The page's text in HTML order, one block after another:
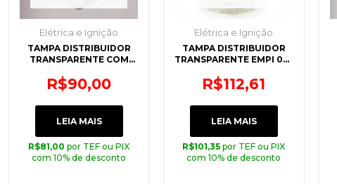
Elétrica e Ignição
TAMPA DISTRIBUIDOR
TRANSPARENTE COM
R$90,00
LEIA MAIS
R$81,00 por TEF ou PIX
com 10% de desconto
Elétrica e Ignição
TAMPA DISTRIBUIDOR
TRANSPARENTE EMPI 00-
R$112,61
LEIA MAIS
R$101,35 por TEF ou PIX
com 10% de desconto